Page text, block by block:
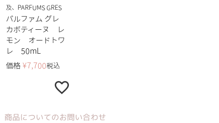
及、PARFUMS GRES
パルファム グレ
カボティーヌ レ
モン オードトワ
レ 50mL
価格 ¥7,700税込
商品についてのお問い合わせ